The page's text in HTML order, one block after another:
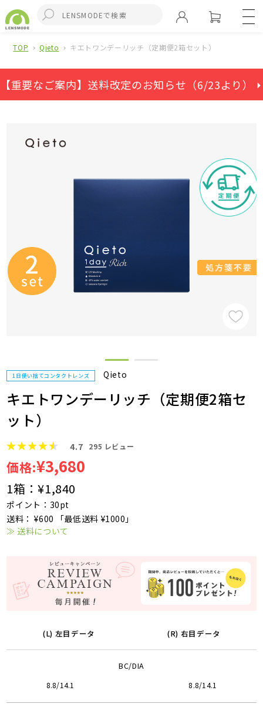
TOP Qieto キエトワンデーリッチ（定期便2箱セット）
【重要なご案内】送料改定のお知らせ（6/23より） ⏵
1日使い捨てコンタクトレンズ Qieto
キエトワンデーリッチ（定期便2箱セ
ット）
4.7 295 レビュー
価格:¥3,680
1箱：¥1,840
ポイント：30pt
送料： ¥600 「最低送料 ¥1000」
≫ 送料について
(L) 左目データ (R) 右目データ
BC/DIA
8.8/14.1 8.8/14.1